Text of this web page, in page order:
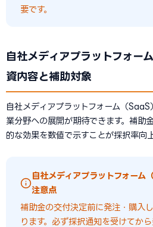
要です。
自社メディアプラットフォー
資内容と補助対象
自社メディアプラットフォーム（
業分野への展開が期待できます。補助
的な効果を数値で示すことが採択率向
自社メディアプラットフォー
注意点
補助金の交付決定前に発注・購入
ります。必ず採択通知を受けてか